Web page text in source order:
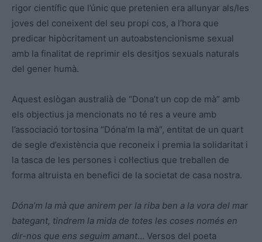
rigor científic que l’únic que pretenien era allunyar als/les
joves del coneixent del seu propi cos, a l’hora que
predicar hipòcritament un autoabstencionisme sexual
amb la finalitat de reprimir els desitjos sexuals naturals
del gener humà.
Aquest eslògan australià de “Dona’t un cop de mà” amb
els objectius ja mencionats no té res a veure amb
l’associació tortosina “Dóna’m la mà”, entitat de un quart
de segle d’existència que reconeix i premia la solidaritat i
la tasca de les persones i col·lectius que treballen de
forma altruista en benefici de la societat de casa nostra.
Dóna’m la mà que anirem per la riba ben a la vora del mar
bategant, tindrem la mida de totes les coses només en
dir-nos que ens seguim amant… Versos del poeta